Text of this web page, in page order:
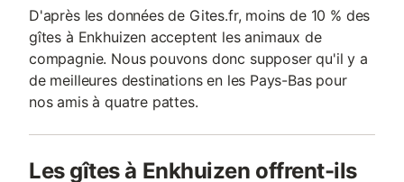
D'après les données de Gites.fr, moins de 10 % des
gîtes à Enkhuizen acceptent les animaux de
compagnie. Nous pouvons donc supposer qu'il y a
de meilleures destinations en les Pays-Bas pour
nos amis à quatre pattes.
Les gîtes à Enkhuizen offrent-ils